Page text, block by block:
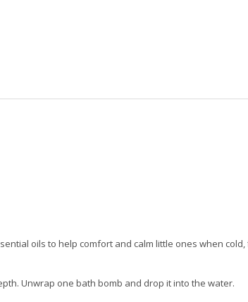
oils to help comfort and calm little ones when
Unwrap one bath bomb and drop it into the water.